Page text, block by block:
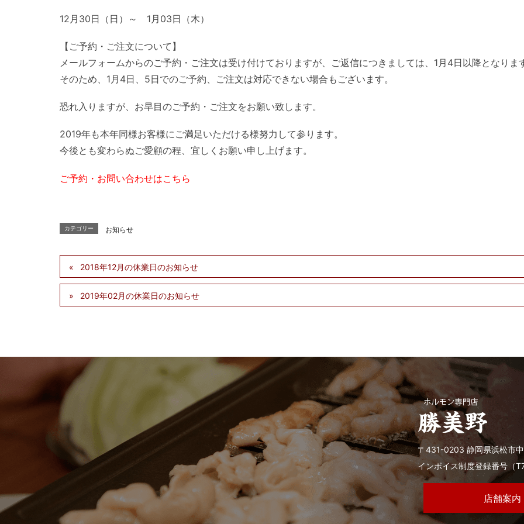
12月30日（日）～ 1月03日（木）
【ご予約・ご注文について】
メールフォームからのご予約・ご注文は受け付けておりますが、ご返信につきましては、1月4日以降となりま
そのため、1月4日、5日でのご予約、ご注文は対応できない場合もございます。
恐れ入りますが、お早目のご予約・ご注文をお願い致します。
2019年も本年同様お客様にご満足いただける様努力して参ります。
今後とも変わらぬご愛顧の程、宜しくお願い申し上げます。
ご予約・お問い合わせはこちら
カテゴリー お知らせ
2018年12月の休業日のお知らせ
2019年02月の休業日のお知らせ
〒431-0203 静岡県浜松市
インボイス制度登録番号（
店舗案内